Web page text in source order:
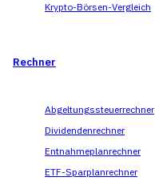
Krypto-Börsen-Vergleich
Rechner
Abgeltungssteuerrechner
Dividendenrechner
Entnahmeplanrechner
ETF-Sparplanrechner